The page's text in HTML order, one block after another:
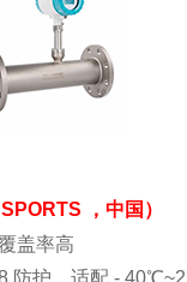
，中国）
盖率高
防护，适配 -